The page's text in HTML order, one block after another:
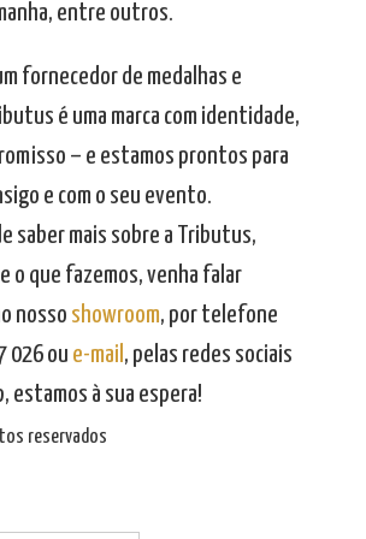
entre outros.
fornecedor de medalhas e
é uma marca com identidade,
– e estamos prontos para
e com o seu evento.
saber mais sobre a Tributus,
o que fazemos, venha falar
nosso showroom, por telefone
026 ou e-mail , pelas redes sociais
estamos à sua espera!
reservados